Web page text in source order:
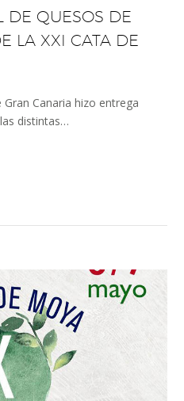
DE QUESOS DE
LA XXI CATA DE
Canaria hizo entrega
distintas…